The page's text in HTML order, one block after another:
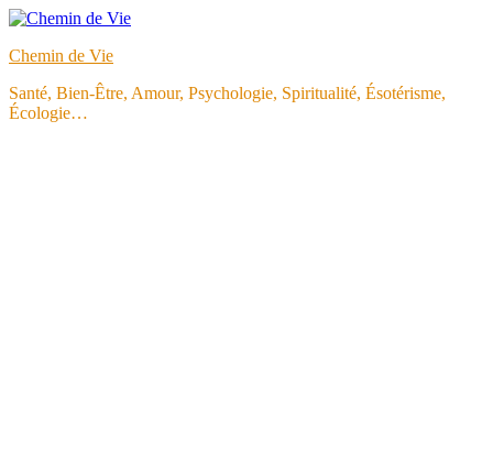
Aller
contenu
Chemin de Vie
Santé, Bien-Être, Amour, Psychologie, Spiritualité, Ésotérisme,
Écologie…